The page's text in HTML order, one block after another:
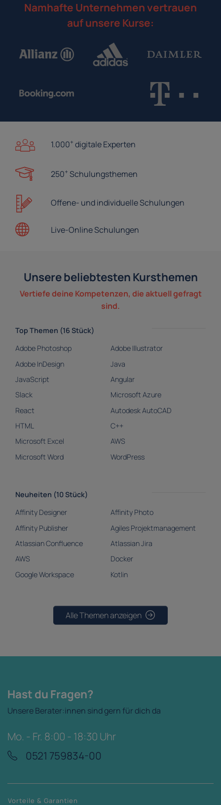
Namhafte Unternehmen vertrauen
auf unsere Kurse:
1.000+ digitale Experten
250+ Schulungsthemen
Offene- undindividuelle Schulungen
Live-OnlineSchulungen
Unsere beliebtesten Kursthemen
Vertiefe deine Kompetenzen, die aktuell gefragt
sind.
Top Themen (16 Stück)
Adobe Photoshop
Adobe Illustrator
Adobe InDesign
Java
JavaScript
Angular
Slack
Microsoft Azure
React
Autodesk AutoCAD
HTML
C++
Microsoft Excel
AWS
Microsoft Word
WordPress
Neuheiten (10 Stück)
Affinity Designer
Affinity Photo
Affinity Publisher
Agiles Projektmanagement
Atlassian Confluence
Atlassian Jira
AWS
Docker
Google Workspace
Kotlin
Alle Themen anzeigen
Hast du Fragen?
Unsere Berater:innen sind gern für dich da
Mo. - Fr. 8:00 - 18:30 Uhr
0521 759834-00
Vorteile & Garantien